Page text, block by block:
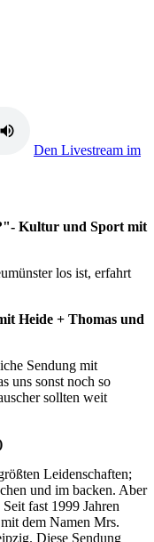
Den Livestream im
Kultur und Sport mit
los ist, erfahrt
Heide + Thomas und
Sendung mit
uns sonst noch so
sollten weit
Leidenschaften;
und im backen. Aber
fast 1999 Jahren
dem Namen Mrs.
Diese Sendung